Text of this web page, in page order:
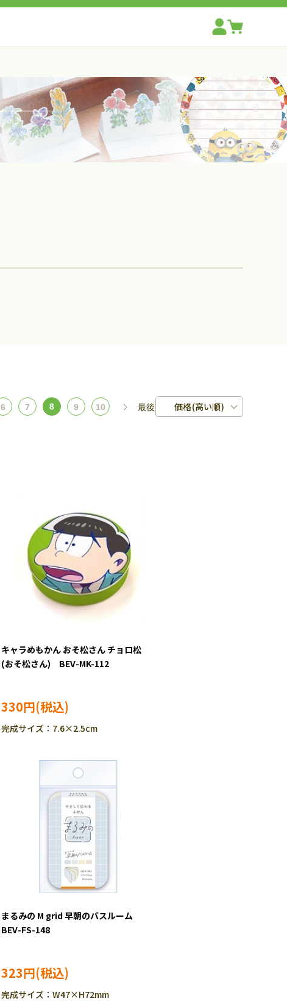
6 7 8 9 10 最後 価格(高い順)
キャラめもかん おそ松さん チョロ松
(おそ松さん) BEV-MK-112
330円
完成サイズ：7.6×2.5cm
まるみの M grid 早朝のバスルーム
BEV-FS-148
323円
完成サイズ：W47×H72mm